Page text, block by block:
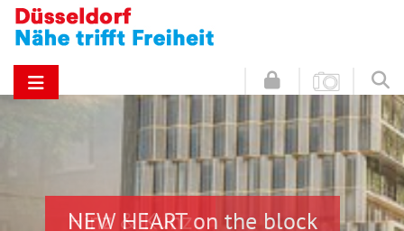
NEW HEART on the block
Hinz & Kunz